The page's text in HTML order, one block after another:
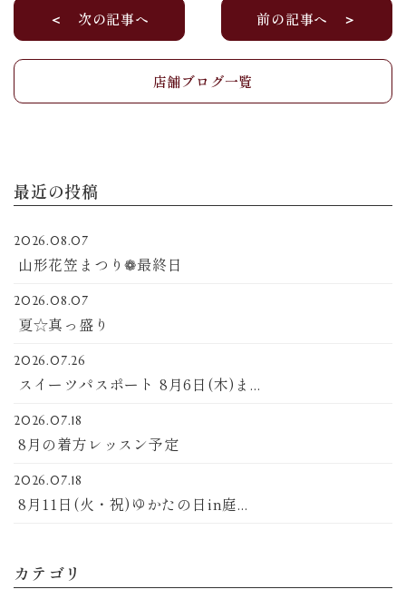
＜ 次の記事へ
店舗ブログ一覧
前の記事へ ＞
最近の投稿
2026.08.07
山形花笠まつり❁最終日
2026.08.07
夏☆真っ盛り
2026.07.26
スイーツパスポート 8月6日(木)ま...
2026.07.18
8月の着方レッスン予定
2026.07.18
8月11日(火・祝)ゆかたの日in庭...
カテゴリ